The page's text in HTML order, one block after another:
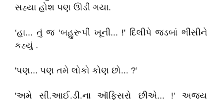
સહ્યા હોશ પણ ઊડી ગયા.
‘હા... તું જ ‘બહુરૂપી ખૂની... !' દિલીપે જડબાં ભીંસીને
કહ્યું .
'પણ... પણ તમે લોકો કોણ છો... ?’
'અમે સી.આઈ.ડી.ના ઑફિસરો છીએ... !' અજય